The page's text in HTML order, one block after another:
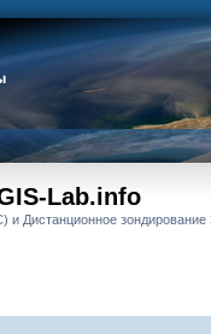
Lab.info
Дистанционное зондирование